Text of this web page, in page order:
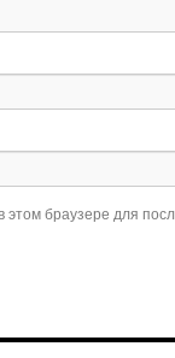
этом браузере для